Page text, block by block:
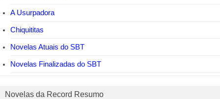
A Usurpadora
Chiquititas
Novelas Atuais do SBT
Novelas Finalizadas do SBT
Novelas da Record Resumo